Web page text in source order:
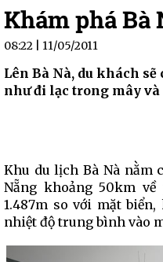
Khám phá Bà
08:22 | 11/05/2011
Lên Bà Nà, du khách
như đi lạc trong mây
Khu du lịch Bà Nà nằm
Nẵng khoảng 50km
1.487m so với mặt
nhiệt độ trung bình vào